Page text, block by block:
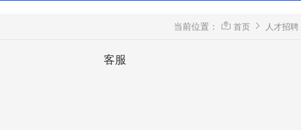
当前位置： 首页 人才招聘
客服